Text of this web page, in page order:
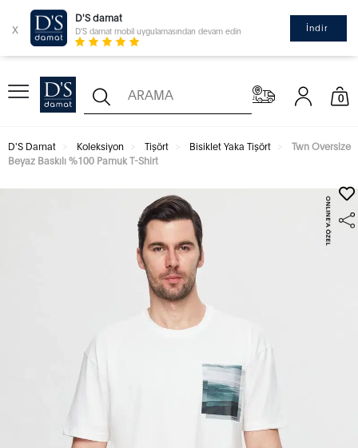
x
D'S damat
D'S damat mobil uygulamasından devam edin İndir
0
D'S Damat Koleksiyon Tişört Bisiklet Yaka Tişört
Twn Oversize
Beyaz Baskılı %100 Pamuk T-Shirt